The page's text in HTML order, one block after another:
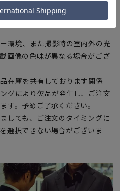
イズを記載しております。一
(ヌードサイズ)を記載している
環境、また撮影時の室内外の光
画像の色味が異なる場合がござ
在庫を共有しております関係
グにより欠品が発生し、ご注文
す。予めご了承ください。
しても、ご注文のタイミングに
選択できない場合がございま